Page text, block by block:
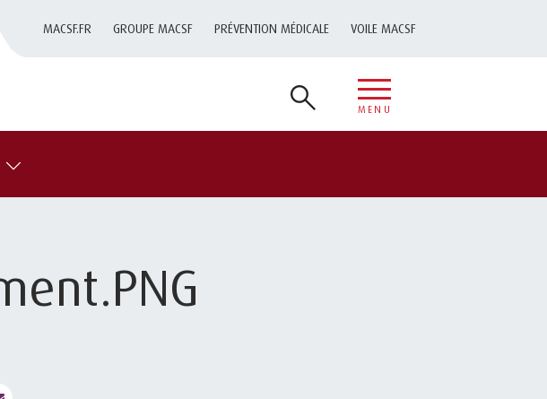
MACSF.FR GROUPE MACSF PRÉVENTION MÉDICALE VOILE MACSF
MENU